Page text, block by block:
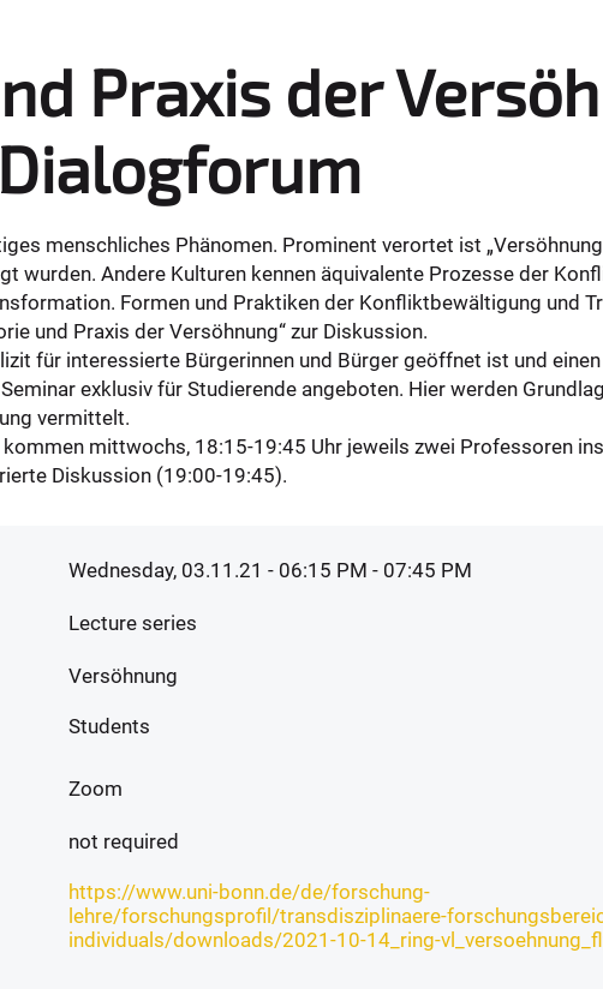
Praxis der
menschliches Phänomen. Prominent verortet ist
wurden. Andere Kulturen kennen äquivalente Prozesse der
Formen und Praktiken der Konfliktbewältigung und
und Praxis der Versöhnung“ zur Diskussion.
für interessierte Bürgerinnen und Bürger geöffnet ist und
exklusiv für Studierende angeboten. Hier werden
vermittelt.
mittwochs, 18:15-19:45 Uhr jeweils zwei Professoren
Diskussion (19:00-19:45).
Wednesday, 03.11.21 - 06:15 PM - 07:45 PM
Lecture series
Versöhnung
Students
Zoom
not required
https://www.uni-bonn.de/de/forschung-
lehre/forschungsprofil/transdisziplinaere-
individuals/downloads/2021-10-14_ring-